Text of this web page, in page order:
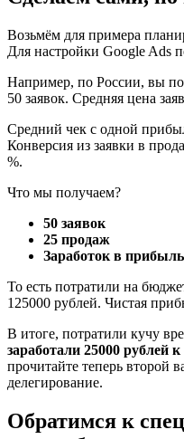
Возьмём для примера
Для настройки Google Ads
Например, по России, вы
50 заявок. Средняя цена
Средний чек с одной
Конверсия из заявки в
%.
Что мы получаем?
50 заявок
25 продаж
Заработок в
То есть потратили на
125000 рублей. Чистая
В итоге, потратили кучу
заработали 25000 рублей
прочитайте теперь второй
делегирование.
Обратимся к